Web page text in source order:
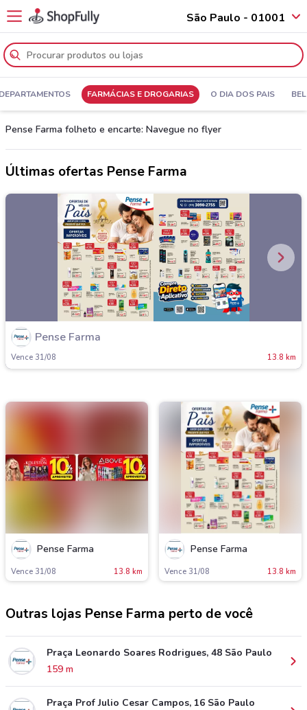
São Paulo - 01001
FARMÁCIAS E DROGARIAS O DIA DOS PAIS
Pense Farma folheto e encarte: Navegue no flyer
Últimas ofertas Pense Farma
Pense Farma
Vence 31/08 13.8 km
Pense Farma
Vence 31/08 13.8 km
Pense Farma
Vence 31/08 13.8 km
Outras lojas Pense Farma perto de você
Praça Leonardo Soares Rodrigues, 48 São Paulo
159 m
Praça Prof Julio Cesar Campos, 16 São Paulo